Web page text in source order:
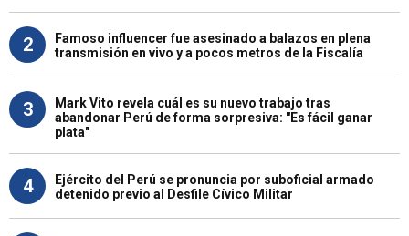
2
Famoso influencer fue asesinado a balazos en plena
transmisión en vivo y a pocos metros de la Fiscalía
3
Mark Vito revela cuál es su nuevo trabajo tras
abandonar Perú de forma sorpresiva: "Es fácil ganar
plata"
4
Ejército del Perú se pronuncia por suboficial armado
detenido previo al Desfile Cívico Militar